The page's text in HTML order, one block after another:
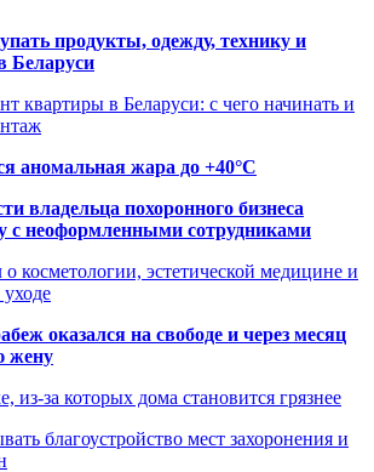
продукты, одежду, технику и
Беларуси
квартиры в Беларуси: с чего начинать и
аномальная жара до +40°C
владельца похоронного бизнеса
с неоформленными сотрудниками
косметологии, эстетической медицине и
оказался на свободе и через месяц
жену
за которых дома становится грязнее
благоустройство мест захоронения и